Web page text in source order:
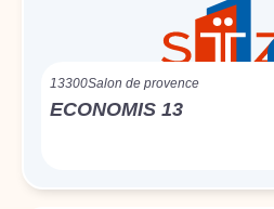
13300Salon de provence
ECONOMIS 13